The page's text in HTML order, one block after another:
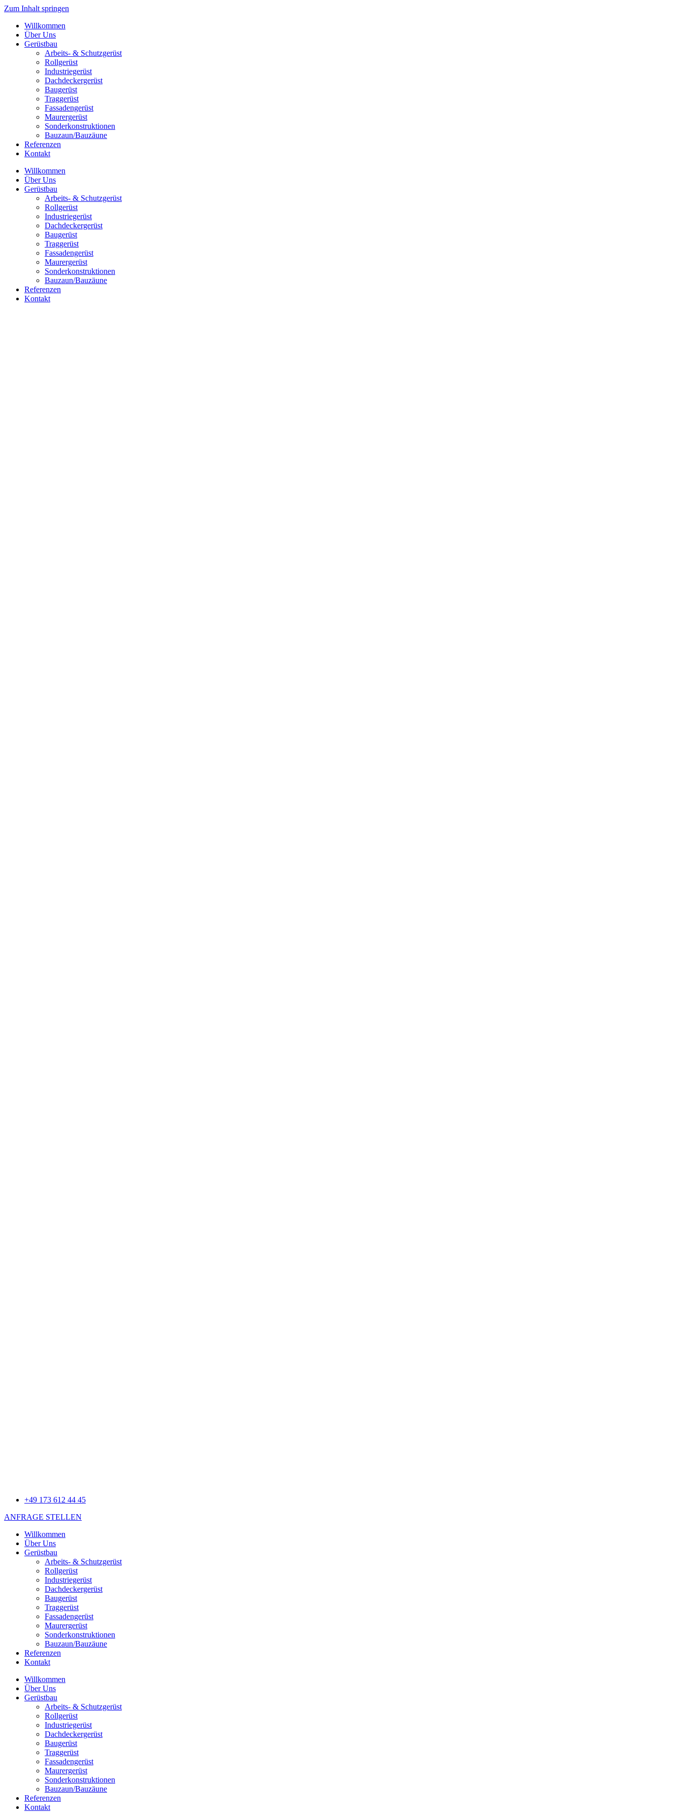
Zum Inhalt springen
Willkommen
Über Uns
Gerüstbau
Arbeits- & Schutzgerüst
Rollgerüst
Industriegerüst
Dachdeckergerüst
Baugerüst
Traggerüst
Fassadengerüst
Maurergerüst
Sonderkonstruktionen
Bauzaun/Bauzäune
Referenzen
Kontakt
Willkommen
Über Uns
Gerüstbau
Arbeits- & Schutzgerüst
Rollgerüst
Industriegerüst
Dachdeckergerüst
Baugerüst
Traggerüst
Fassadengerüst
Maurergerüst
Sonderkonstruktionen
Bauzaun/Bauzäune
Referenzen
Kontakt
+49 173 612 44 45
ANFRAGE STELLEN
Willkommen
Über Uns
Gerüstbau
Arbeits- & Schutzgerüst
Rollgerüst
Industriegerüst
Dachdeckergerüst
Baugerüst
Traggerüst
Fassadengerüst
Maurergerüst
Sonderkonstruktionen
Bauzaun/Bauzäune
Referenzen
Kontakt
Willkommen
Über Uns
Gerüstbau
Arbeits- & Schutzgerüst
Rollgerüst
Industriegerüst
Dachdeckergerüst
Baugerüst
Traggerüst
Fassadengerüst
Maurergerüst
Sonderkonstruktionen
Bauzaun/Bauzäune
Referenzen
Kontakt